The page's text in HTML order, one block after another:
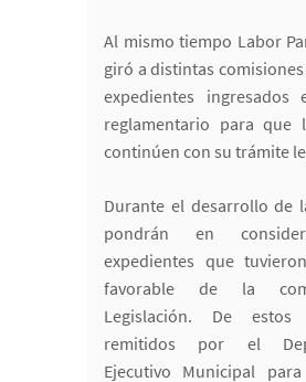
Al mismo tiempo Labor
giró a distintas
expedientes ingresados
reglamentario para que
continúen con su trámite
Durante el desarrollo de
pondrán en
expedientes que
favorable de la
Legislación. De
remitidos por el
Ejecutivo Municipal